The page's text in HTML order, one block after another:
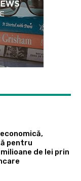
pentru
de lei prin